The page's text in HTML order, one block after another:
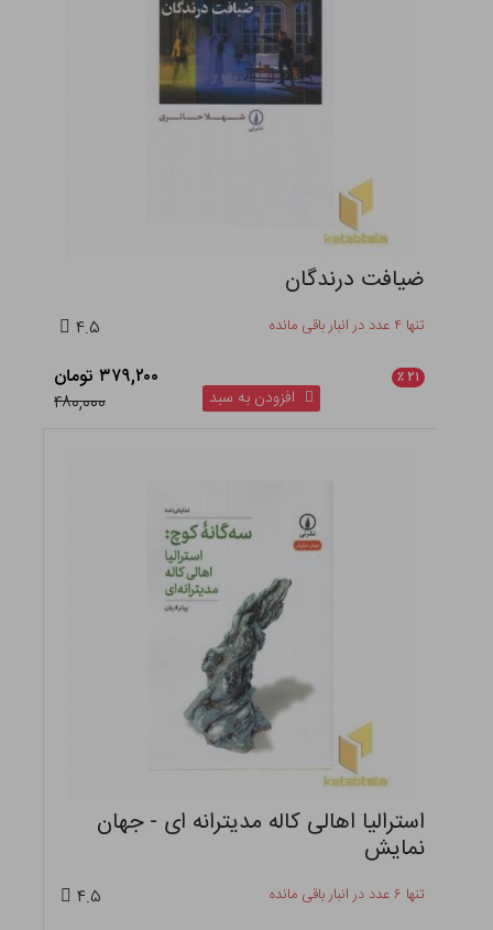
ضیافت درندگان
تنها ۴ عدد در انبار باقی مانده ۴.۵
۲۱ ٪
۳۷۹,۲۰۰ تومان
۴۸۰,۰۰۰
افزودن به سبد
استرالیا اهالی کاله مدیترانه ای - جهان
نمایش
تنها ۶ عدد در انبار باقی مانده ۴.۵